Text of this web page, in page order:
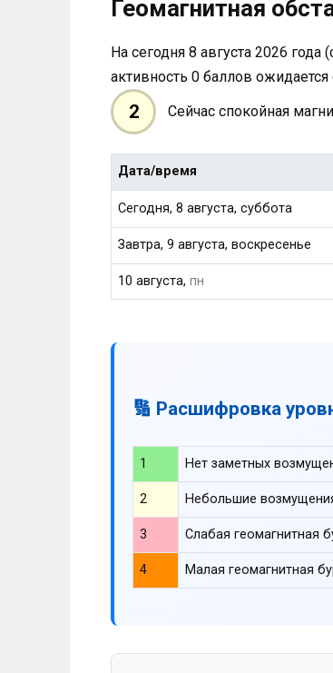
Геомагнитная
На сегодня 8 августа 2026 года
активность 0 баллов ожидается
2 Сейчас спокойная
Дата/время
Сегодня, 8 августа, суббота
Завтра, 9 августа, воскресенье
10 августа,пн
🔢 Расшифровка
1 Нет заметных
2 Небольшие
3 Слабая геомагнитная
4 Малая геомагнитная